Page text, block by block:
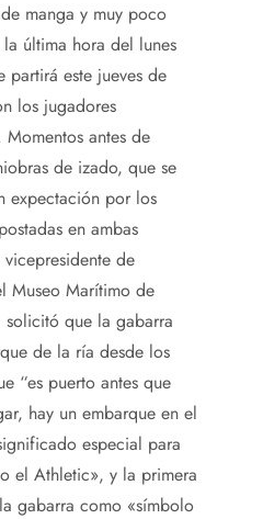
manga y muy poco
última hora del lunes
este jueves de
los jugadores
antes de
de izado, que se
expectación por los
en ambas
de
Museo Marítimo de
solicitó que la gabarra
de la ría desde los
“es puerto antes que
hay un embarque en el
especial para
el Athletic», y la primera
gabarra como «símbolo